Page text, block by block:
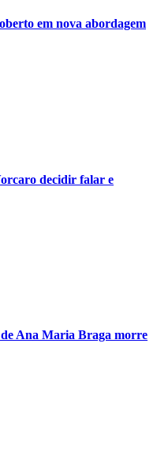
em nova abordagem
decidir falar e
Ana Maria Braga morre